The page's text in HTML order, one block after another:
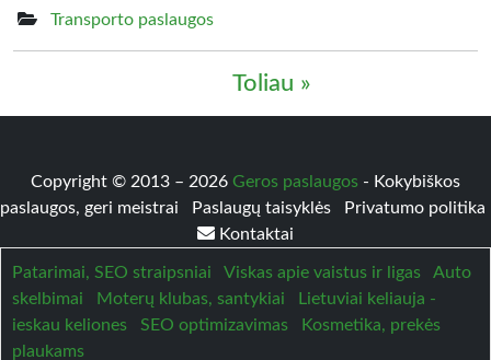
Transporto paslaugos
Toliau »
Copyright © 2013 – 2026 Geros paslaugos - Kokybiškos
paslaugos, geri meistrai
Paslaugų taisyklės
Privatumo politika
Kontaktai
Patarimai, SEO straipsniai Viskas apie vaistus ir ligas
Auto
skelbimai
Moterų klubas, santykiai
Lietuviai keliauja -
ieskau keliones
SEO optimizavimas
Kosmetika, prekės
plaukams